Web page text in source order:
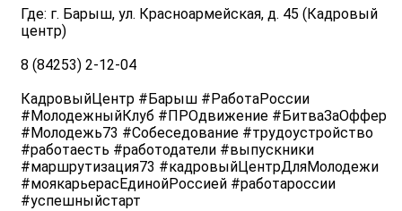
Где: г. Барыш, ул. Красноармейская, д. 45 (Кадровый
центр)
8 (84253) 2-12-04
КадровыйЦентр #Барыш #РаботаРоссии
#МолодежныйКлуб #ПРОдвижение #БитваЗаОффер
#Молодежь73 #Собеседование #трудоустройство
#работаесть #работодатели #выпускники
#маршрутизация73 #кадровыйЦентрДляМолодежи
#моякарьерасЕдинойРоссией #работароссии
#успешныйстарт